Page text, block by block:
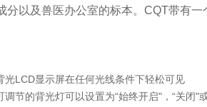
分以及兽医办公室的标本。CQT带有
光LCD显示屏在任何光线条件下轻松可见
调节的背光灯可以设置为“始终开启"，“关闭"